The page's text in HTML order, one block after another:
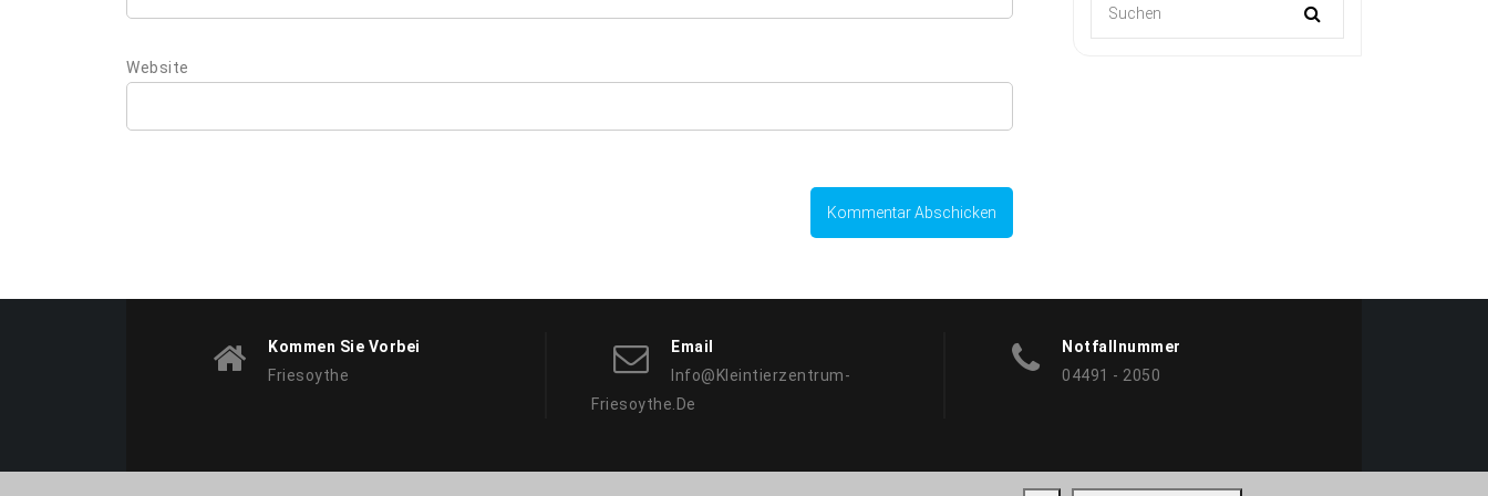
Website
Kommen Sie Vorbei
Friesoythe
Email
Info@kleintierzentrum-
Friesoythe.de
Notfallnummer
04491 - 2050